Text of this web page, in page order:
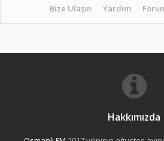
Bize Ulaşın Yardım
Hakkımızda